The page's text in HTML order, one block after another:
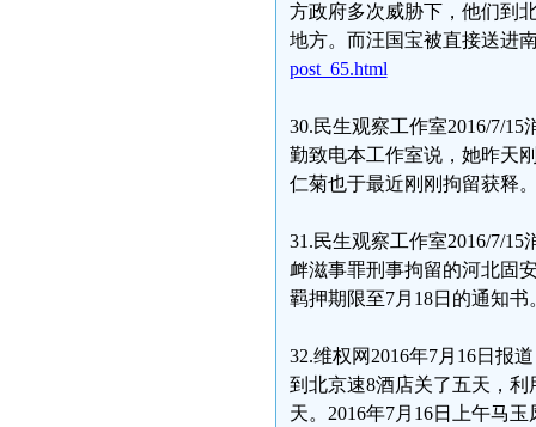
方政府多次威胁下，他们到
地方。而汪国宝被直接送进
post_65.html
30.民生观察工作室2016/7/
勤致电本工作室说，她昨天
仁菊也于最近刚刚拘留获释
31.民生观察工作室2016/7/
衅滋事罪刑事拘留的河北固
羁押期限至7月18日的通知书
32.维权网2016年7月16日报
到北京速8酒店关了五天，
天。2016年7月16日上午马